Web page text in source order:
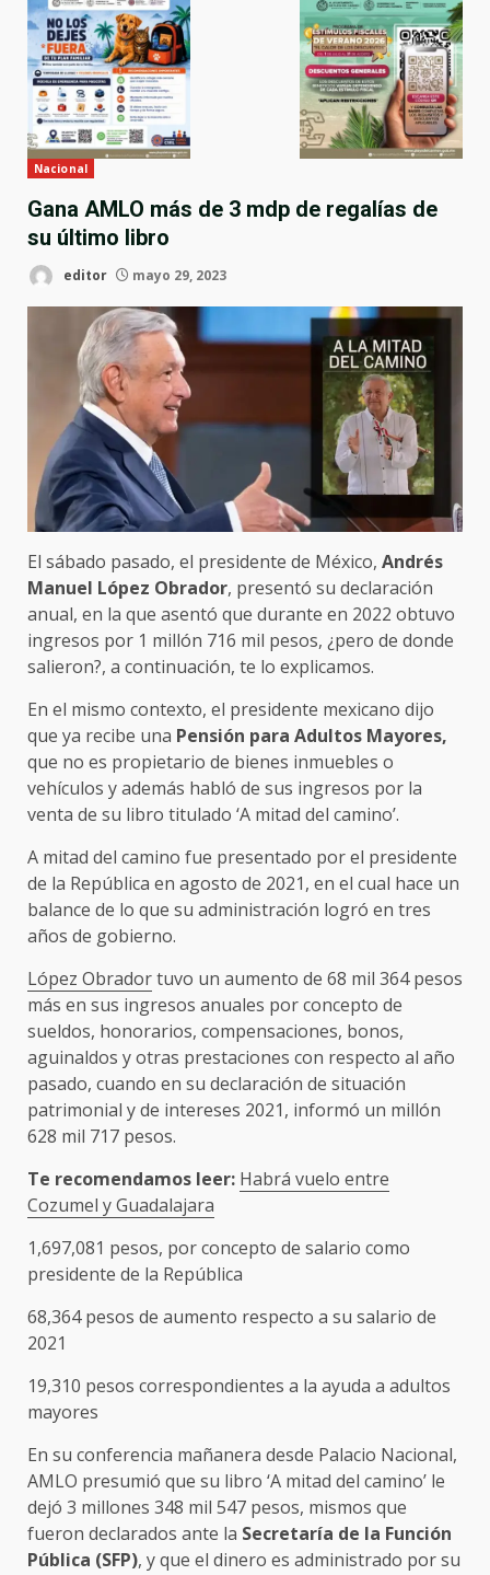
Nacional
Gana AMLO más de 3 mdp de regalías de
su último libro
editor mayo 29, 2023
El sábado pasado, el presidente de México, Andrés
Manuel López Obrador, presentó su declaración
anual, en la que asentó que durante en 2022 obtuvo
ingresos por 1 millón 716 mil pesos, ¿pero de donde
salieron?, a continuación, te lo explicamos.
En el mismo contexto, el presidente mexicano dijo
que ya recibe una Pensión para Adultos Mayores,
que no es propietario de bienes inmuebles o
vehículos y además habló de sus ingresos por la
venta de su libro titulado ‘A mitad del camino’.
A mitad del camino fue presentado por el presidente
de la República en agosto de 2021, en el cual hace un
balance de lo que su administración logró en tres
años de gobierno.
López Obradortuvo un aumento de 68 mil 364 pesos
más en sus ingresos anuales por concepto de
sueldos, honorarios, compensaciones, bonos,
aguinaldos y otras prestaciones con respecto al año
pasado, cuando en su declaración de situación
patrimonial y de intereses 2021, informó un millón
628 mil 717 pesos.
Te recomendamos leer: Habrá vuelo entre
Cozumel y Guadalajara
1,697,081 pesos, por concepto de salario como
presidente de la República
68,364 pesos de aumento respecto a su salario de
2021
19,310 pesos correspondientes a la ayuda a adultos
mayores
En su conferencia mañanera desde Palacio Nacional,
AMLO presumió que su libro ‘A mitad del camino’ le
dejó 3 millones 348 mil 547 pesos, mismos que
fueron declarados ante la Secretaría de la Función
Pública (SFP), y que el dinero es administrado por su